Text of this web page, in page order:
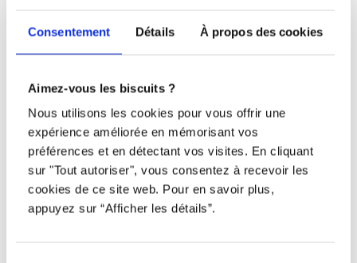
Consentement Détails À propos des cookies
Aimez-vous les biscuits ?
Nous utilisons les cookies pour vous offrir une
expérience améliorée en mémorisant vos
préférences et en détectant vos visites. En cliquant
sur "Tout autoriser", vous consentez à recevoir les
cookies de ce site web. Pour en savoir plus,
appuyez sur “Afficher les détails”.
Nous contacter
Restez à l’affût !
Tous droits réservés © Djob